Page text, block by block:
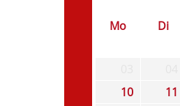
Mo Di
10
11